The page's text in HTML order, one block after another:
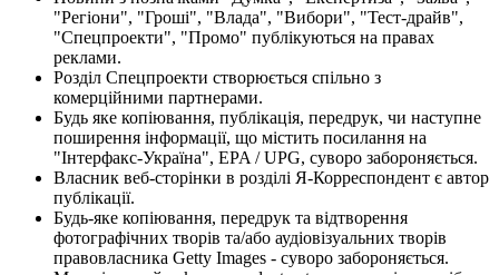
"Регіони", "Гроші", "Влада", "Вибори", "Тест-драйв",
"Спецпроекти", "Промо" публікуються на правах
реклами.
Розділ Спецпроекти створюється спільно з
комерційними партнерами.
Будь яке копіювання, публікація, передрук, чи наступне
поширення інформації, що містить посилання на
"Інтерфакс-Україна", EPA / UPG, суворо забороняється.
Власник веб-сторінки в розділі Я-Корреспондент є автор
публікації.
Будь-яке копіювання, передрук та відтворення
фотографічних творів та/або аудіовізуальних творів
правовласника Getty Images - суворо забороняється.